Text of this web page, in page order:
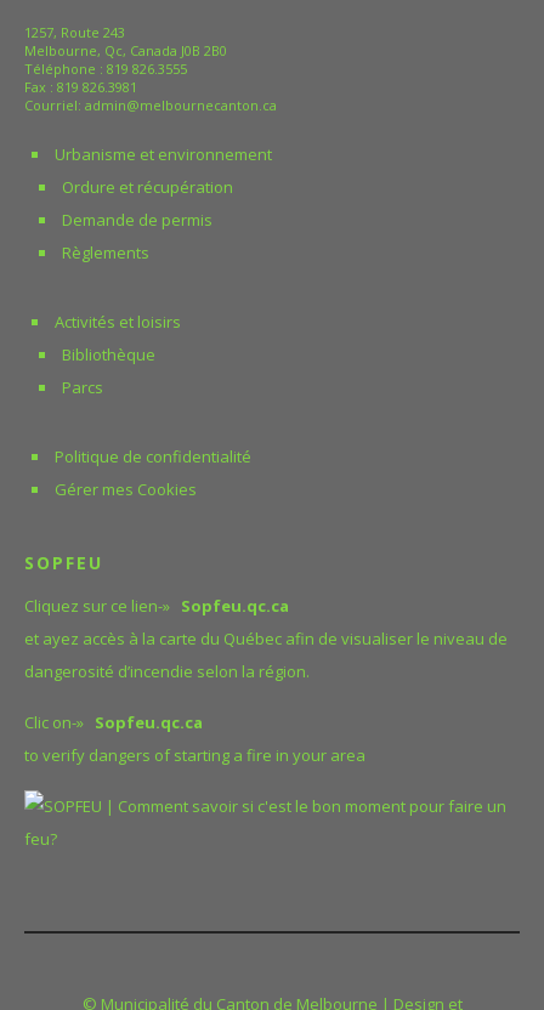
1257, Route 243
Melbourne, Qc, Canada J0B 2B0
Téléphone : 819 826.3555
Fax : 819 826.3981
Courriel: admin@melbournecanton.ca
Urbanisme et environnement
Ordure et récupération
Demande de permis
Règlements
Activités et loisirs
Bibliothèque
Parcs
Politique de confidentialité
Gérer mes Cookies
SOPFEU
Cliquez sur ce lien-» Sopfeu.qc.ca
et ayez accès à la carte du Québec afin de visualiser le niveau de
dangerosité d’incendie selon la région.
Clic on-» Sopfeu.qc.ca
to verify dangers of starting a fire in your area
© Municipalité du Canton de Melbourne | Design et